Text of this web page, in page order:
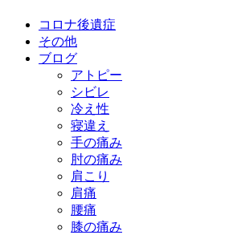
コロナ後遺症
その他
ブログ
アトピー
シビレ
冷え性
寝違え
手の痛み
肘の痛み
肩こり
肩痛
腰痛
膝の痛み